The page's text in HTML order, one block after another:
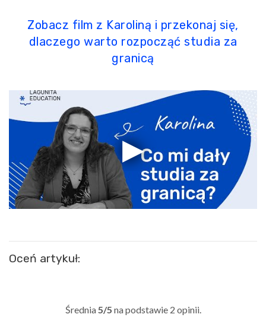
Zobacz film z Karoliną i przekonaj się,
dlaczego warto rozpocząć studia za
granicą
Oceń artykuł:
Średnia 5/5 na podstawie 2 opinii.